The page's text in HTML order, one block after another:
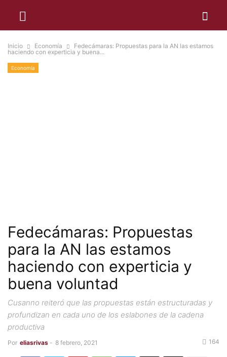
Inicio Economía
Fedecámaras: Propuestas para la AN las estamos
haciendo con experticia y buena...
Economía
Fedecámaras: Propuestas
para la AN las estamos
haciendo con experticia y
buena voluntad
Cusanno reiteró que las propuestas están estructuradas y
profundizan en cada uno de los eslabones de la cadena
productiva
Por eliasrivas - 8 febrero, 2021 164